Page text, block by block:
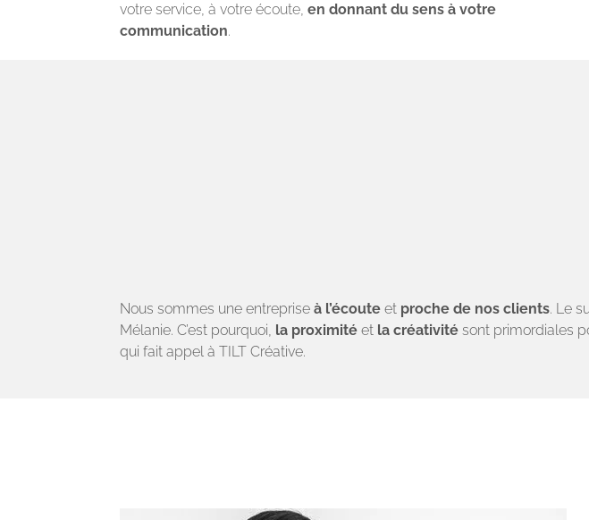
votre service, à votre écoute,en donnant du sens à votre
communication.
Nous sommes une entrepriseà l’écoute et proche de nos clients. Le
Mélanie. C’est pourquoi, la proximité et la créativité sont primordiales
qui fait appel à TILT Créative.